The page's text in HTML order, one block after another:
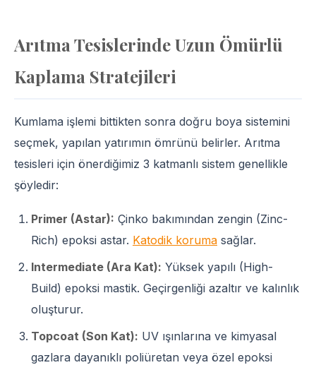
Arıtma Tesislerinde Uzun Ömürlü
Kaplama Stratejileri
Kumlama işlemi bittikten sonra doğru boya sistemini
seçmek, yapılan yatırımın ömrünü belirler. Arıtma
tesisleri için önerdiğimiz 3 katmanlı sistem genellikle
şöyledir:
Primer (Astar): Çinko bakımından zengin (Zinc-
Rich) epoksi astar. Katodik koruma sağlar.
Intermediate (Ara Kat): Yüksek yapılı (High-
Build) epoksi mastik. Geçirgenliği azaltır ve kalınlık
oluşturur.
Topcoat (Son Kat): UV ışınlarına ve kimyasal
gazlara dayanıklı poliüretan veya özel epoksi